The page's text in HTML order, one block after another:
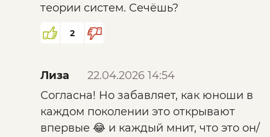
теории систем. Сечёшь?
2
Лиза
22.04.2026 14:54
Согласна! Но забавляет, как юноши в
каждом поколении это открывают
впервые 😂 и каждый мнит, что это он/